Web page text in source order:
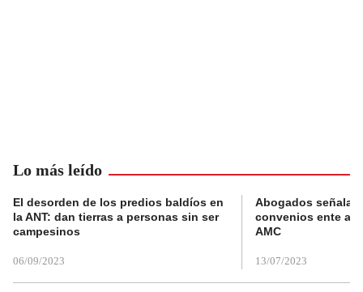
Lo más leído
El desorden de los predios baldíos en
la ANT: dan tierras a personas sin ser
campesinos
06/09/2023
Abogados
convenios ente
AMC
13/07/2023